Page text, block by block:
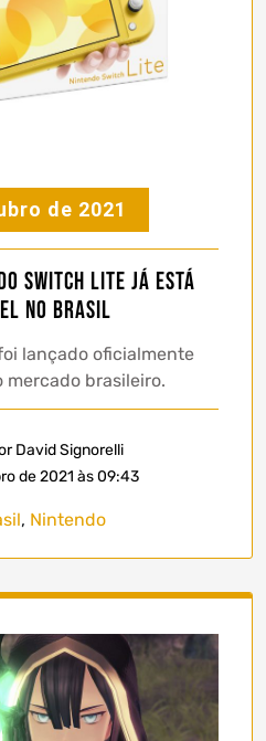
de 2021
Switch Lite já está
no Brasil
lançado oficialmente
mercado brasileiro.
David Signorelli
de 2021 às 09:43
, Nintendo